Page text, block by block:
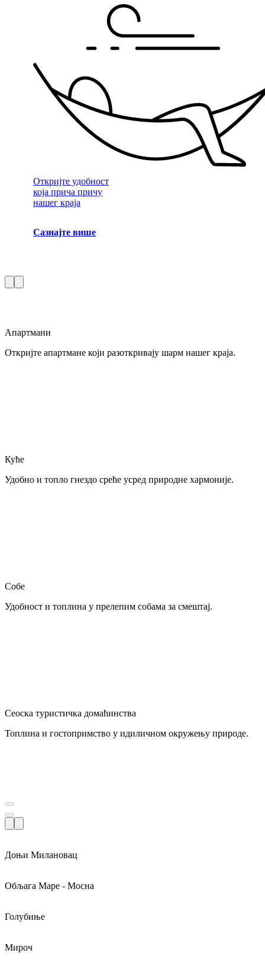
Откријте удобност
која прича причу
нашег краја
Сазнајте више
Апартмани
Откријте апартмане који разоткривају шарм нашег краја.
Куће
Удобно и топло гнездо среће усред природне хармоније.
Собе
Удобност и топлина у прелепим собама за смештај.
Сеоска туристичка домаћинства
Топлина и гостопримство у идиличном окружењу природе.
Доњи Милановац
Обљага Маре - Мосна
Голубиње
Мироч